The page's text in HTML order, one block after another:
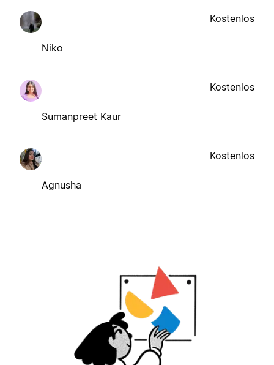
Niko
Kostenlos
Sumanpreet Kaur
Kostenlos
Agnusha
Kostenlos